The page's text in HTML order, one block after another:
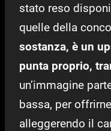
stato reso
quelle della
sostanza, è un
punta proprio,
un’immagine
bassa, per
alleggerendo il